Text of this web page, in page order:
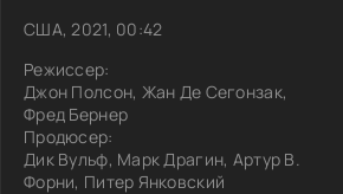
США, 2021, 00:42
Режиссер:
Джон Полсон, Жан Де Сегонзак,
Фред Бернер
Продюсер:
Дик Вульф, Марк Драгин, Артур В.
Форни, Питер Янковский